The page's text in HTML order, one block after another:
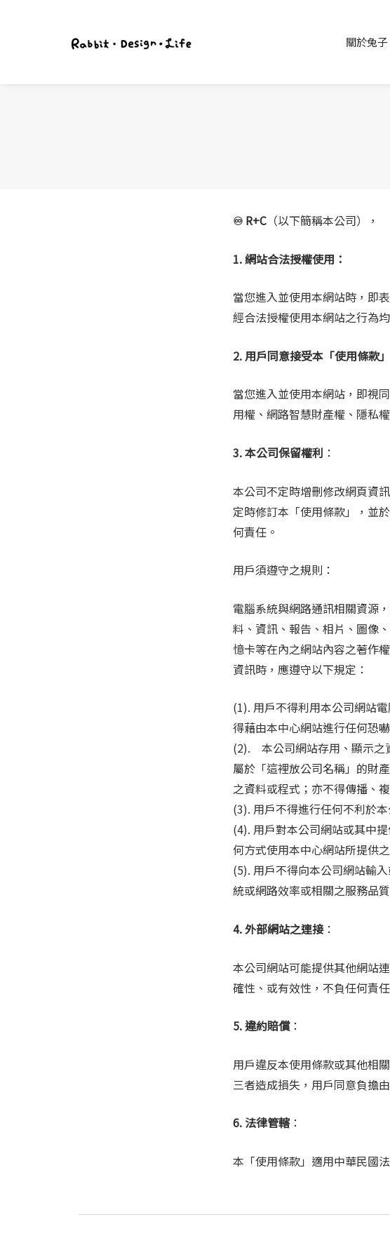
關於兔子
♾ R+C （以下簡稱本公司），
1. 網站合法授權使用：
當您進入並使用本網站時，即
經合法授權使用本網站之行為
2. 用戶同意接受本「使用條款」
當您進入並使用本網站，即視
用權、網路智慧財產權、隱私
3. 本公司保留權利 ：
本公司不定時增刪修改網頁資
定時修訂本「使用條款」，並
何責任。
用戶須遵守之規則：
電腦系統與網路通訊相關資源
料、資訊、報告、相片、圖像
憶卡等在內之網站內容之著作
資訊時，應遵守以下規定：
(1). 用戶不得利用本公司網站
得藉由本中心網站進行任何恐
(2). 本公司網站存用、顯示之
屬於「這裡放公司名稱」的財
之資料或程式；亦不得傳播、
(3). 用戶不得進行任何不利於
(4). 用戶對本公司網站或其中
何方式使用本中心網站所提供
(5). 用戶不得向本公司網站輸
統或網路效率或相關之服務品
4. 外部網站之連接：
本公司網站可能提供其他網站
確性、或有效性，不負任何責任
5. 違約賠償：
用戶違反本使用條款或其他相
三者造成損失，用戶同意負擔
6. 法律管轄：
本「使用條款」適用中華民國